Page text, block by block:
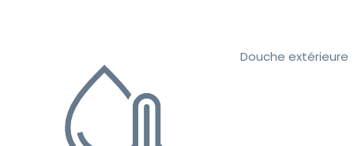
Douche extérieure